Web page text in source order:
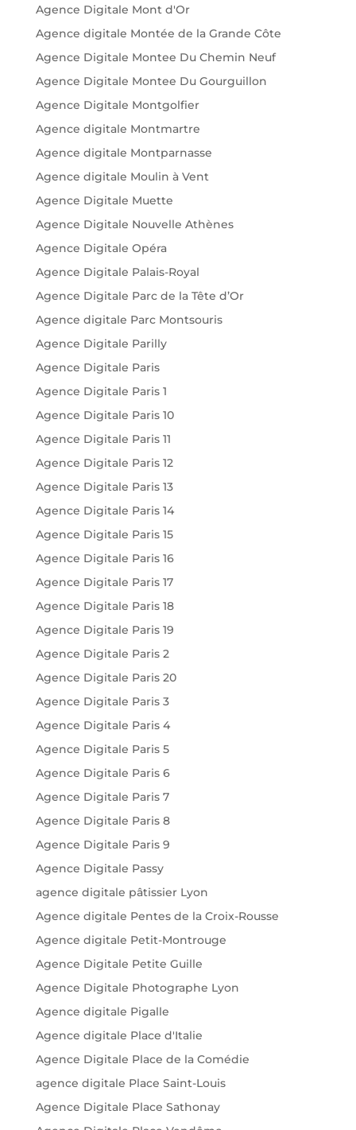
Agence Digitale Mont d'Or
Agence digitale Montée de la Grande Côte
Agence Digitale Montee Du Chemin Neuf
Agence Digitale Montee Du Gourguillon
Agence Digitale Montgolfier
Agence digitale Montmartre
Agence digitale Montparnasse
Agence digitale Moulin à Vent
Agence Digitale Muette
Agence Digitale Nouvelle Athènes
Agence Digitale Opéra
Agence Digitale Palais-Royal
Agence Digitale Parc de la Tête d’Or
Agence digitale Parc Montsouris
Agence Digitale Parilly
Agence Digitale Paris
Agence Digitale Paris 1
Agence Digitale Paris 10
Agence Digitale Paris 11
Agence Digitale Paris 12
Agence Digitale Paris 13
Agence Digitale Paris 14
Agence Digitale Paris 15
Agence Digitale Paris 16
Agence Digitale Paris 17
Agence Digitale Paris 18
Agence Digitale Paris 19
Agence Digitale Paris 2
Agence Digitale Paris 20
Agence Digitale Paris 3
Agence Digitale Paris 4
Agence Digitale Paris 5
Agence Digitale Paris 6
Agence Digitale Paris 7
Agence Digitale Paris 8
Agence Digitale Paris 9
Agence Digitale Passy
agence digitale pâtissier Lyon
Agence digitale Pentes de la Croix-Rousse
Agence digitale Petit-Montrouge
Agence Digitale Petite Guille
Agence Digitale Photographe Lyon
Agence digitale Pigalle
Agence digitale Place d'Italie
Agence Digitale Place de la Comédie
agence digitale Place Saint-Louis
Agence Digitale Place Sathonay